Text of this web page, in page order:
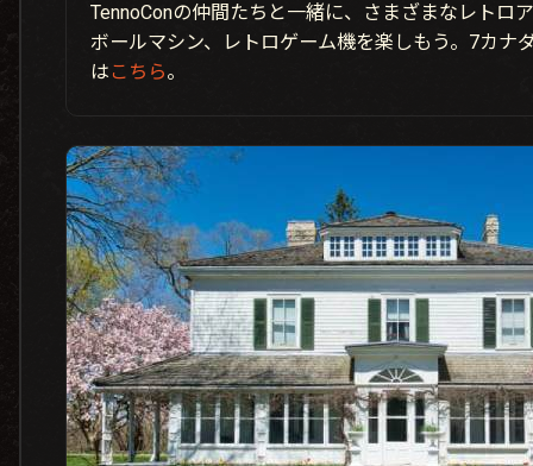
TennoConの仲間たちと一緒に、さまざまなレトロ
ボールマシン、レトロゲーム機を楽しもう。7カナ
は こちら。